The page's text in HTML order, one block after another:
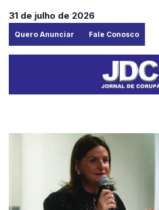
31 de julho de 2026
Quero Anunciar Fale Conosco